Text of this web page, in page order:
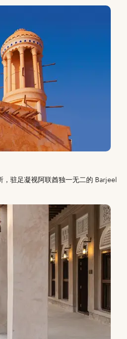
驻足凝视阿联酋独一无二的 Barjeel